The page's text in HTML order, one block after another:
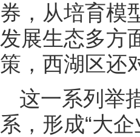
券，从培育模
发展生态多方
策，西湖区还
这一系列举
系，形成“大